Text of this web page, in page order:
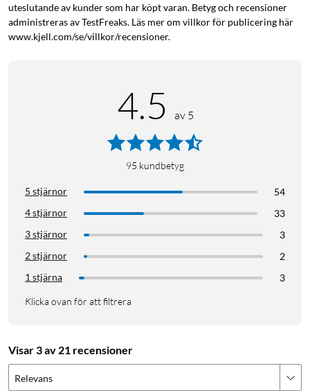
uteslutande av kunder som har köpt varan. Betyg och recensioner
administreras av TestFreaks. Läs mer om villkor för publicering här
www.kjell.com/se/villkor/recensioner.
4.5 av 5
95 kundbetyg
5 stjärnor
54
4 stjärnor
33
3 stjärnor
3
2 stjärnor
2
1 stjärna
3
Klicka ovan för att filtrera
Visar 3 av 21 recensioner
Relevans